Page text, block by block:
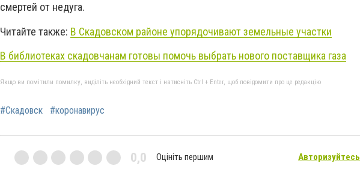
смертей от недуга.
Читайте также: В Скадовском районе упорядочивают земельные участки
В библиотеках скадовчанам готовы помочь выбрать нового поставщика газа
Якщо ви помітили помилку, виділіть необхідний текст і натисніть Ctrl + Enter, щоб повідомити про це редакцію
#Скадовск #коронавирус
0,0 Оцініть першим Авторизуйтесь